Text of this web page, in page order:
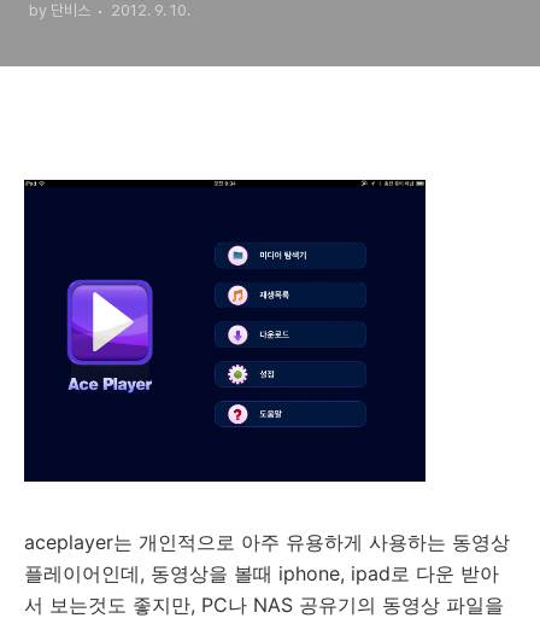
으로!
by 단비스 2012. 9. 10.
aceplayer는 개인적으로 아주 유용하게 사용하는 동영상
플레이어인데, 동영상을 볼때 iphone, ipad로 다운 받아
서 보는것도 좋지만, PC나 NAS 공유기의 동영상 파일을